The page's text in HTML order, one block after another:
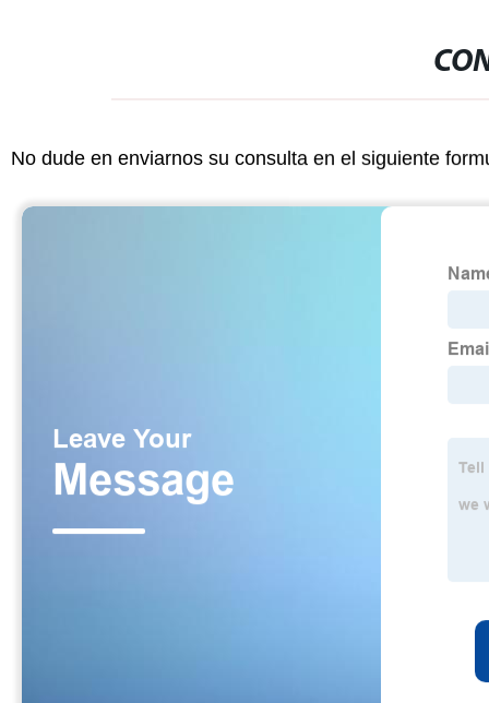
No dude en enviarnos su consulta en el siguiente